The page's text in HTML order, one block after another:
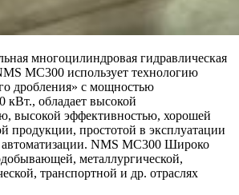
многоцилиндровая гидравлическая
MC300 использует технологию
дробления» с мощностью
кВт., обладает высокой
высокой эффективностью, хорошей
продукции, простотой в эксплуатации
NMS MC300 Широко
металлургической,
транспортной и др. отраслях